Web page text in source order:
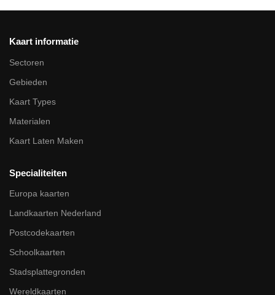
Kaart informatie
Sectoren
Gebieden
Kaart Types
Materialen
Kaart Laten Maken
Specialiteiten
Europa kaarten
Landkaarten Nederland
Postcodekaarten
Schoolkaarten
Stadsplattegronden
Wereldkaarten